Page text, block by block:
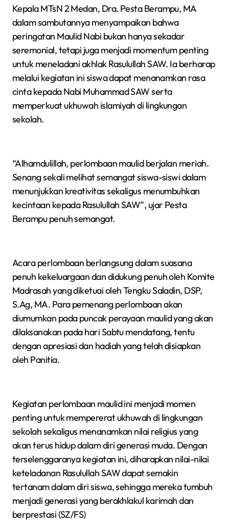
Kepala MTsN 2 Medan, Dra. Pesta Berampu, MA
dalam sambutannya menyampaikan bahwa
peringatan Maulid Nabi bukan hanya sekadar
seremonial, tetapi juga menjadi momentum penting
untuk meneladani akhlak Rasulullah SAW. Ia berharap
melalui kegiatan ini siswa dapat menanamkan rasa
cinta kepada Nabi Muhammad SAW serta
memperkuat ukhuwah islamiyah di lingkungan
sekolah.
“Alhamdulillah, perlombaan maulid berjalan meriah.
Senang sekali melihat semangat siswa-siswi dalam
menunjukkan kreativitas sekaligus menumbuhkan
kecintaan kepada Rasulullah SAW”, ujar Pesta
Berampu penuh semangat.
Acara perlombaan berlangsung dalam suasana
penuh kekeluargaan dan didukung penuh oleh Komite
Madrasah yang diketuai oleh Tengku Saladin, DSP,
S.Ag, MA. Para pemenang perlombaan akan
diumumkan pada puncak perayaan maulid yang akan
dilaksanakan pada hari Sabtu mendatang, tentu
dengan apresiasi dan hadiah yang telah disiapkan
oleh Panitia.
Kegiatan perlombaan maulid ini menjadi momen
penting untuk mempererat ukhuwah di lingkungan
sekolah sekaligus menanamkan nilai religius yang
akan terus hidup dalam diri generasi muda. Dengan
terselenggaranya kegiatan ini, diharapkan nilai-nilai
keteladanan Rasulullah SAW dapat semakin
tertanam dalam diri siswa, sehingga mereka tumbuh
menjadi generasi yang berakhlakul karimah dan
berprestasi (SZ/FS)